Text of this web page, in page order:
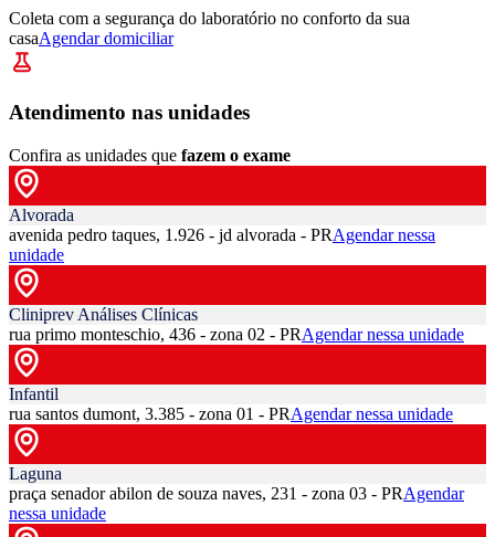
Coleta com a segurança do laboratório no conforto da sua
casaAgendar domiciliar
Atendimento nas unidades
Confira as unidades que fazem o exame
Alvorada
avenida pedro taques, 1.926 - jd alvorada - PRAgendar nessa
unidade
Cliniprev Análises Clínicas
rua primo monteschio, 436 - zona 02 - PRAgendar nessa unidade
Infantil
rua santos dumont, 3.385 - zona 01 - PRAgendar nessa unidade
Laguna
praça senador abilon de souza naves, 231 - zona 03 - PRAgendar
nessa unidade